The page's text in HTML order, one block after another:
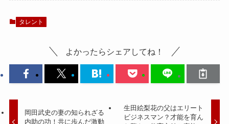
タレント
よかったらシェアしてね！
岡田武史の妻の知られざる
内助の功！共に歩んだ激動
生田絵梨花の父はエリート
ビジネスマン？才能を育ん